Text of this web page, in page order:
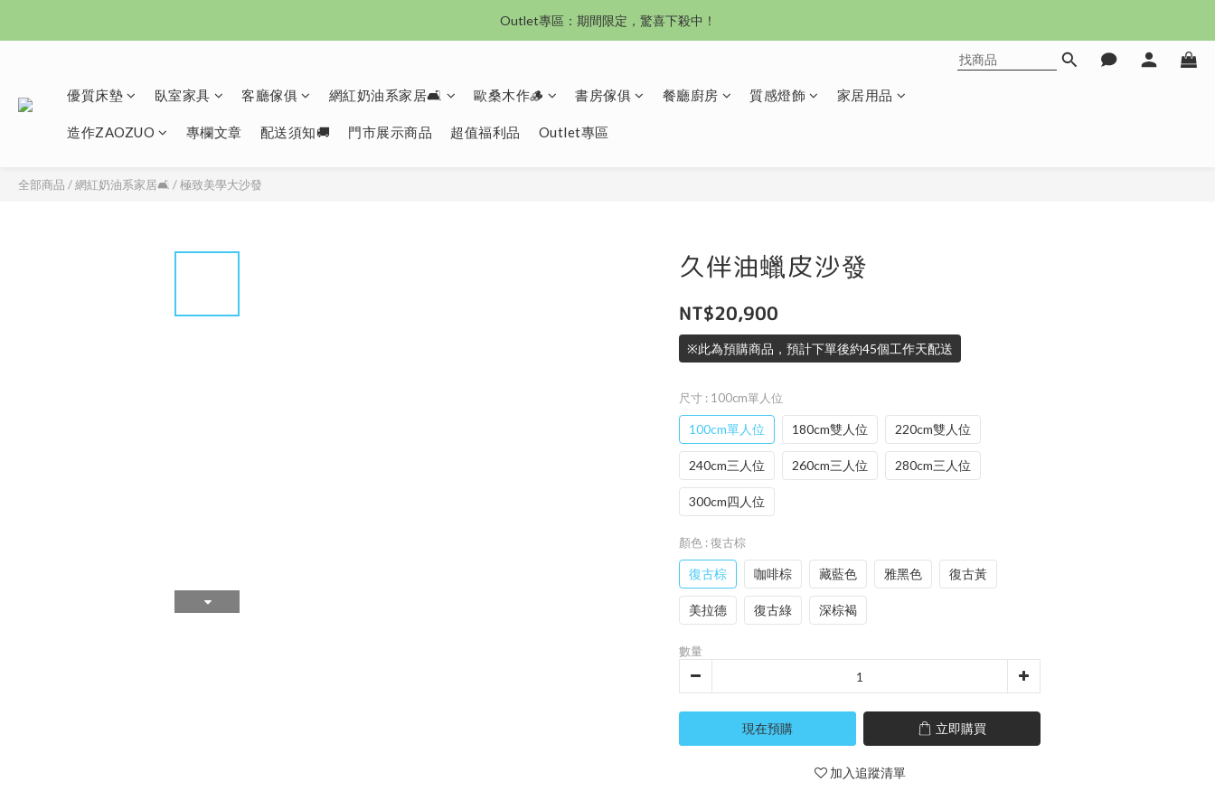
沙發新登場｜想躺就躺，頭等艙到商務艙一次擁有
優質床墊 臥室家具 客廳傢俱 網紅奶油系家居🛋️ 歐桑木作🪵 書房傢俱 餐廳廚房 質感燈飾 家居用品
造作ZAOZUO 專欄文章 配送須知🚚 門市展示商品 超值福利品 Outlet專區
全部商品 /網紅奶油系家居🛋️ /極致美學大沙發
久伴油蠟皮沙發
NT$20,900
※此為預購商品，預計下單後約45個工作天配送
尺寸 : 100cm單人位
100cm單人位 180cm雙人位 220cm雙人位
240cm三人位 260cm三人位 280cm三人位
300cm四人位
顏色 : 復古棕
復古棕 咖啡棕 藏藍色 雅黑色 復古黃
美拉德 復古綠 深棕褐
數量
現在預購 立即購買
加入追蹤清單